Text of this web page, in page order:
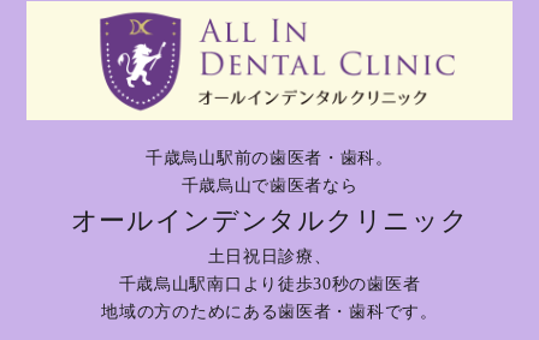
千歳烏山駅前の歯医者・歯科。
千歳烏山で歯医者なら
オールインデンタルクリニック
土日祝日診療、
千歳烏山駅南口より徒歩30秒の歯医者
地域の方のためにある歯医者・歯科です。